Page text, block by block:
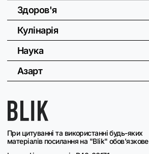
При цитуванні та використанні будь-яких
матеріалів посилання на "Blik" обов'язкове
Здоров'я
Кулінарія
Наука
Азарт